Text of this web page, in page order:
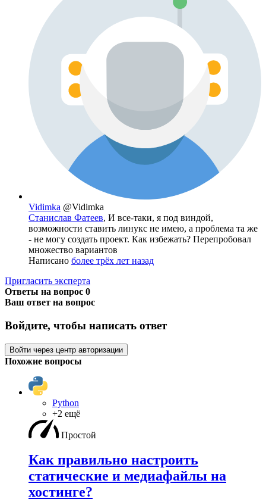
Vidimka @Vidimka
Станислав Фатеев, И все-таки, я под виндой,
возможности ставить линукс не имею, а проблема та же
- не могу создать проект. Как избежать? Перепробовал
множество вариантов
Написано более трёх лет назад
Пригласить эксперта
Ответы на вопрос 0
Ваш ответ на вопрос
Войдите, чтобы написать ответ
Войти через центр авторизации
Похожие вопросы
Python
+2 ещё
Простой
Как правильно настроить
статические и медиафайлы на
хостинге?